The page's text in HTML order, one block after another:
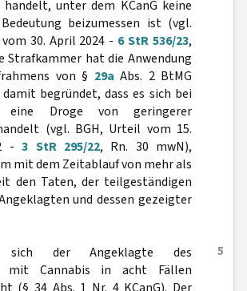
handelt, unter dem KCanG keine
beizumessen ist (vgl.
30. April 2024 - 6 StR 536/23,
Strafkammer hat die Anwendung
von § 29a Abs. 2 BtMG
begründet, dass es sich bei
eine Droge von geringerer
(vgl. BGH, Urteil vom 15.
-3 StR 295/22, Rn. 30 mwN),
mit dem Zeitablauf von mehr als
den Taten, der teilgeständigen
und dessen gezeigter
5
sich der Angeklagte des
mit Cannabis in acht Fällen